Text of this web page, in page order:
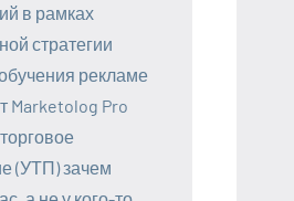
в рамках
стратегии
рекламе
Marketolog Pro
(УТП) зачем